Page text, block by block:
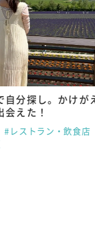
自分探し。かけが
会えた！
#レストラン・飲食店